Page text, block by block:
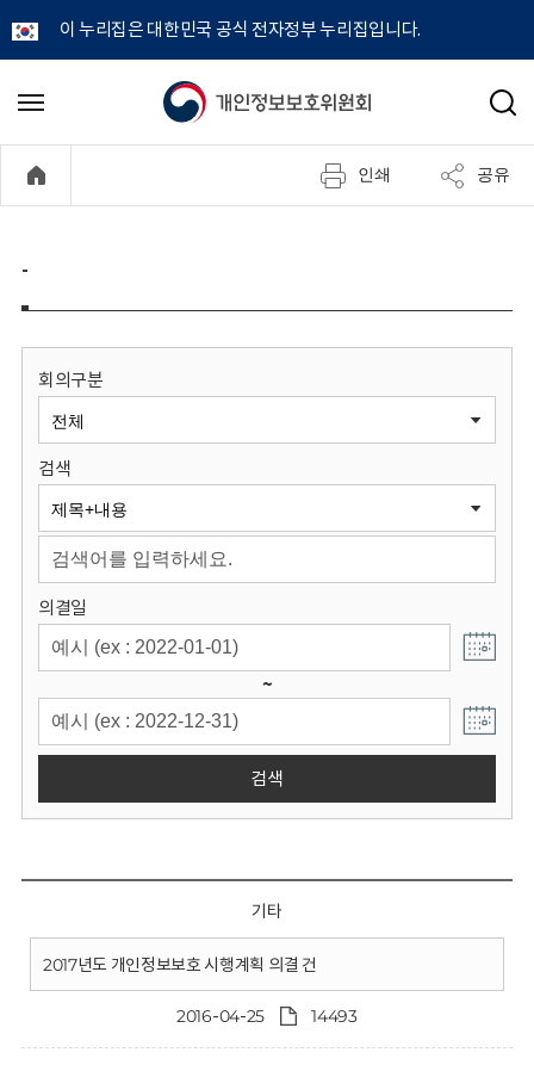
이 누리집은 대한민국 공식 전자정부 누리집입니다.
개
정
보
원
회
메
기
검
인쇄 공유
-
회의구분
검색
의결일
~
검색
기타
2017년도 개인정보보호 시행계획 의결 건
2016-04-25 14493